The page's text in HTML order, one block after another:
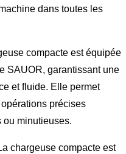
dans toutes les
compacte est équipée
SAUOR, garantissant une
et fluide. Elle permet
précises
ou minutieuses.
chargeuse compacte est